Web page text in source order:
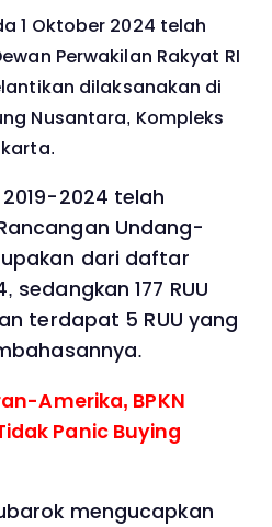
1 Oktober 2024 telah
Perwakilan Rakyat RI
dilaksanakan di
Nusantara, Kompleks
2019-2024 telah
Undang-
dari daftar
sedangkan 177 RUU
terdapat 5 RUU yang
Amerika, BPKN
Panic Buying
mengucapkan